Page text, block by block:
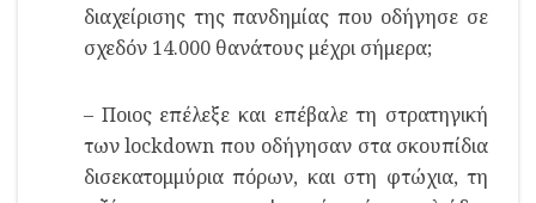
διαχείρισης της πανδημίας που οδήγησε σε
σχεδόν 14.000 θανάτους μέχρι σήμερα;
– Ποιος επέλεξε και επέβαλε τη στρατηγική
των lockdown που οδήγησαν στα σκουπίδια
δισεκατομμύρια πόρων, και στη φτώχια, τη